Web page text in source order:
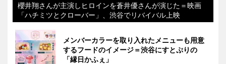
櫻井翔さんが主演しヒロインを蒼井優さんが演じた＝映画
「ハチミツとクローバー」、渋谷でリバイバル上映
メンバーカラーを取り入れたメニューも用意
するフードのイメージ＝渋谷にすとぷりの
「縁日かふぇ」